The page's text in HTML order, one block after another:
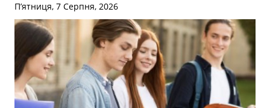
П’ятниця, 7 Серпня, 2026